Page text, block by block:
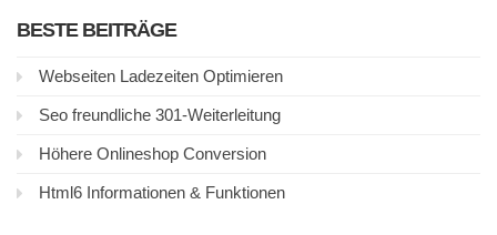
BESTE BEITRÄGE
Webseiten Ladezeiten Optimieren
Seo freundliche 301-Weiterleitung
Höhere Onlineshop Conversion
Html6 Informationen & Funktionen